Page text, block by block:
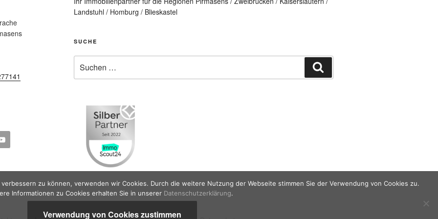
Landstuhl / Homburg / Blieskastel
SUCHE
nach:
zu können, verwenden wir Cookies. Durch die weitere Nutzung der Webseite stimmen Sie der Verwendung von Cookies zu.
Informationen zu Cookies erhalten Sie in unserer Datenschutzerklärung.
Verwendung von Cookies zustimmen